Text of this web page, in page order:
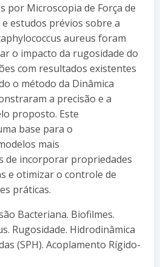
por Microscopia de Força de
estudos prévios sobre a
aureus foram
o impacto da rugosidade do
com resultados existentes
o método da Dinâmica
a precisão e a
proposto. Este
base para o
mais
de incorporar propriedades
e otimizar o controle de
práticas.
Bacteriana. Biofilmes.
Rugosidade. Hidrodinâmica
(SPH). Acoplamento Rígido-